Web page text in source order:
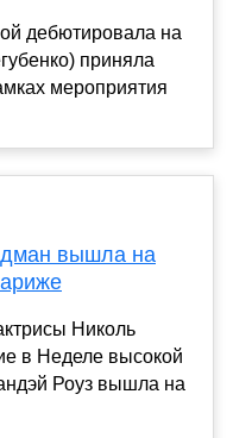
дебютировала на
приняла
мероприятия
вышла на
Николь
в Неделе высокой
Роуз вышла на